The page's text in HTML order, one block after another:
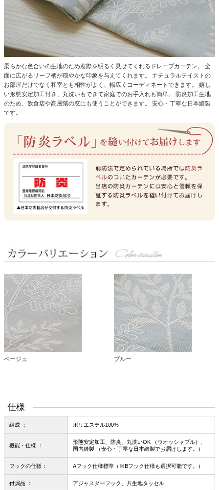
柔らかな色合いの生地のため窓際を明るく見せてくれるドレープカーテン。
全
面に広がるリーフ柄が穏やかな印象を与えてくれます。
ナチュラルテイストの
お部屋だけでなく和室とも相性がよく、幅広くコーディネートできます。
嬉し
い形態安定加工付き、丸洗いもできて家庭でのお手入れも簡単。
防炎加工生地
のため、飲食店や高層階の窓にも使うことができます。
安心・丁寧な日本縫製
です。
ベージュ ブルー
仕様
組成 ： ポリエステル100%
機能・仕様 ：
形態安定加工、防炎、丸洗いOK （ウオッシャブル）、
国内縫製 （安心・丁寧な日本縫製でお届けします。）
フックの仕様： Aフック仕様標準（※Bフック仕様も選択可能です。）
付属品 ： アジャスターフック、共生地タッセル